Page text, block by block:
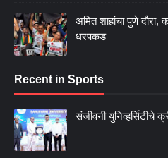
अमित शाहांचा पुणे दौरा,
धरपकड
Recent in Sports
संजीवनी युनिव्हर्सिटीचे